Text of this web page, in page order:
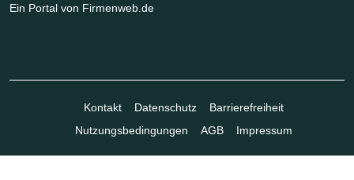
Ein Portal von Firmenweb.de
Kontakt Datenschutz
Barrierefreiheit
Nutzungsbedingungen
AGB Impressum